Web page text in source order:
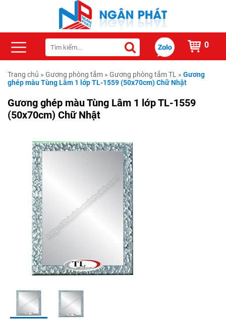
0
Trang chủ » Gương phòng tắm » Gương phòng tắm TL » Gương
ghép màu Tùng Lâm 1 lớp TL-1559 (50x70cm) Chữ Nhật
Gương ghép màu Tùng Lâm 1 lớp TL-1559
(50x70cm) Chữ Nhật